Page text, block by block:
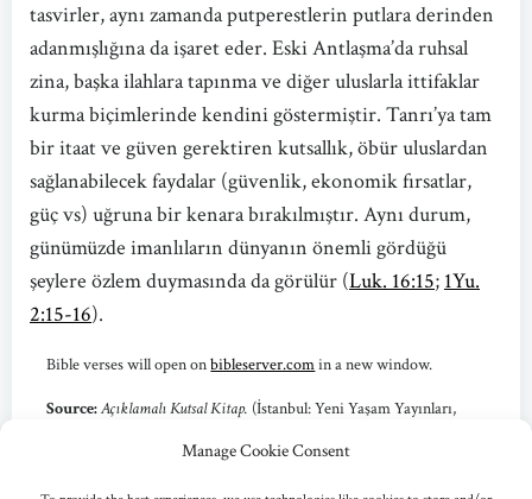
Manage Cookie Consent
tasvirler, aynı zamanda putperestlerin putlara derinden
adanmışlığına da işaret eder. Eski Antlaşma’da ruhsal
zina, başka ilahlara tapınma ve diğer uluslarla ittifaklar
kurma biçimlerinde kendini göstermiştir. Tanrı’ya tam
bir itaat ve güven gerektiren kutsallık, öbür uluslardan
sağlanabilecek faydalar (güvenlik, ekonomik fırsatlar,
güç vs) uğruna bir kenara bırakılmıştır. Aynı durum,
günümüzde imanlıların dünyanın önemli gördüğü
şeylere özlem duymasında da görülür (Luk. 16:15; 1Yu.
2:15-16).
Bible verses will open onbibleserver.comin a new window.
Source:Açıklamalı Kutsal Kitap. (İstanbul: Yeni Yaşam Yayınları,